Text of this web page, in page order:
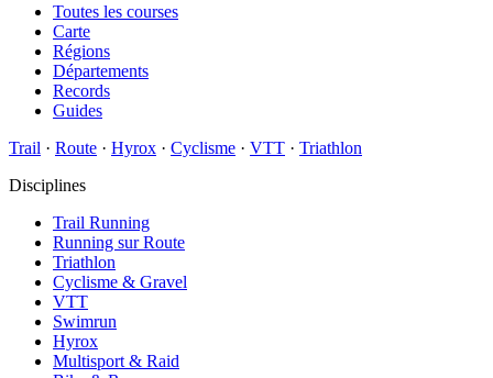
Toutes les courses
Carte
Régions
Départements
Records
Guides
Trail · Route · Hyrox · Cyclisme · VTT · Triathlon
Disciplines
Trail Running
Running sur Route
Triathlon
Cyclisme & Gravel
VTT
Swimrun
Hyrox
Multisport & Raid